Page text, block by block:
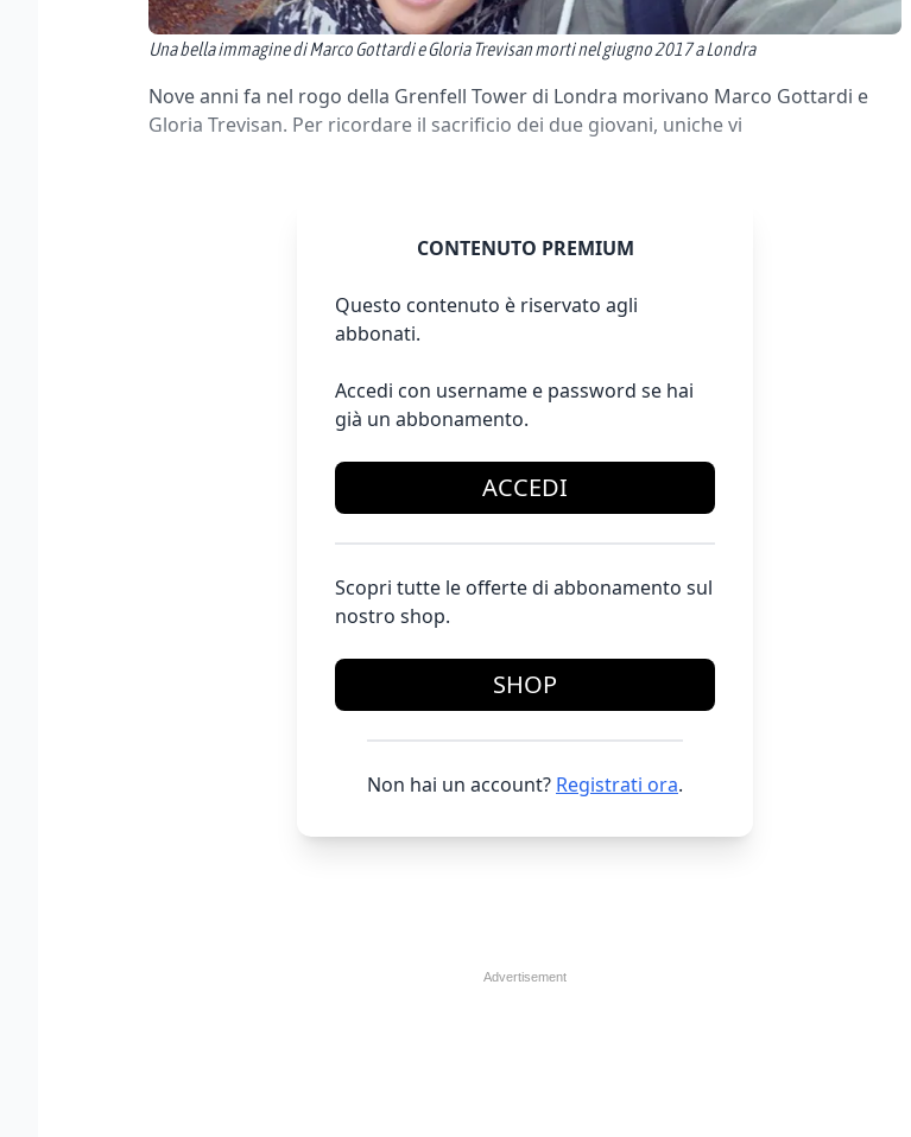
Una bella immagine di Marco Gottardi e Gloria Trevisan morti nel giugno 2017 a Londra
Nove anni fa nel rogo della Grenfell Tower di Londra morivano Marco Gottardi e
Gloria Trevisan. Per ricordare il sacrificio dei due giovani, uniche vi
CONTENUTO PREMIUM
Questo contenuto è riservato agli
abbonati.
Accedi con username e password se hai
già un abbonamento.
ACCEDI
Scopri tutte le offerte di abbonamento sul
nostro shop.
SHOP
Non hai un account? Registrati ora.